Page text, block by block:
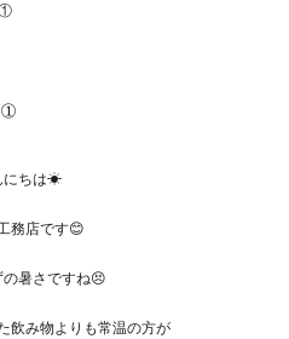
①
①
にちは☀
務店です😊
暑さですね😣
飲み物よりも常温の方が